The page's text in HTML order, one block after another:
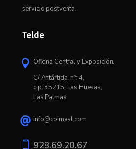
servicio postventa.
Telde
 Oficina Central y Exposición.
C/ Antártida, nº: 4,
c.p: 35215, Las Huesas,
Las Palmas
 info@coimasl.com
 928.69.20.67